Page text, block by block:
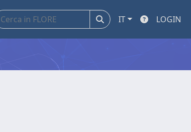
IT LOGIN